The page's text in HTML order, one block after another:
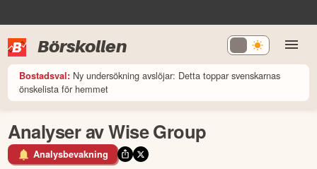
Börskollen
Bostadsval: Ny undersökning avslöjar: Detta toppar svenskarnas
önskelista för hemmet
Analyser av Wise Group
Analysbevakning